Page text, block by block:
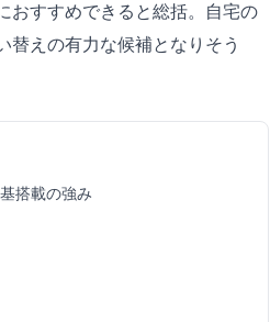
おすすめできると総括。自宅の
替えの有力な候補となりそう
搭載の強み